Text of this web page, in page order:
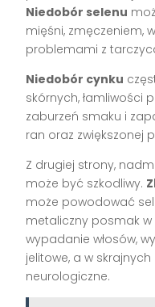
Niedobór selenu
mięśni, zmęczeniem,
problemami z
Niedobór cynku
skórnych, łamliwości
zaburzeń smaku i
ran oraz zwiększonej
Z drugiej strony,
może być szkodliwy.
może powodować
metaliczny posmak w
wypadanie włosów,
jelitowe, a w
neurologiczne.